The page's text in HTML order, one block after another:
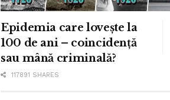
Epidemia care lovește la
100 de ani – coincidență
sau mână criminală?
117891 SHARES